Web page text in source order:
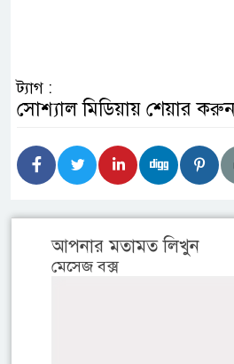
ট্যাগ :
সোশ্যাল মিডিয়ায় শেয়ার করুন
আপনার মতামত লিখুন
মেসেজ বক্স